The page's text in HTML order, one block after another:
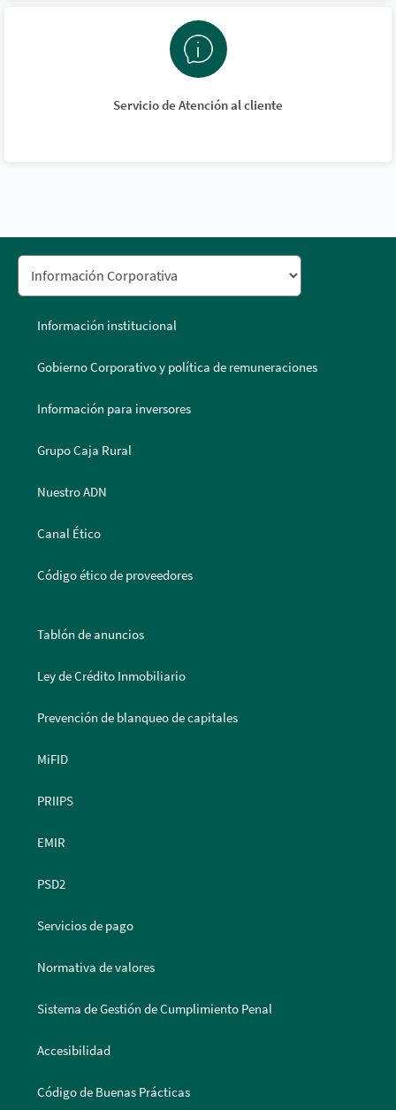
Servicio de Atención al cliente
Información institucional
Gobierno Corporativo y política de remuneraciones
Información para inversores
Grupo Caja Rural
Nuestro ADN
Canal Ético
Código ético de proveedores
Tablón de anuncios
Ley de Crédito Inmobiliario
Prevención de blanqueo de capitales
MiFID
PRIIPS
EMIR
PSD2
Servicios de pago
Normativa de valores
Sistema de Gestión de Cumplimiento Penal
Accesibilidad
Código de Buenas Prácticas